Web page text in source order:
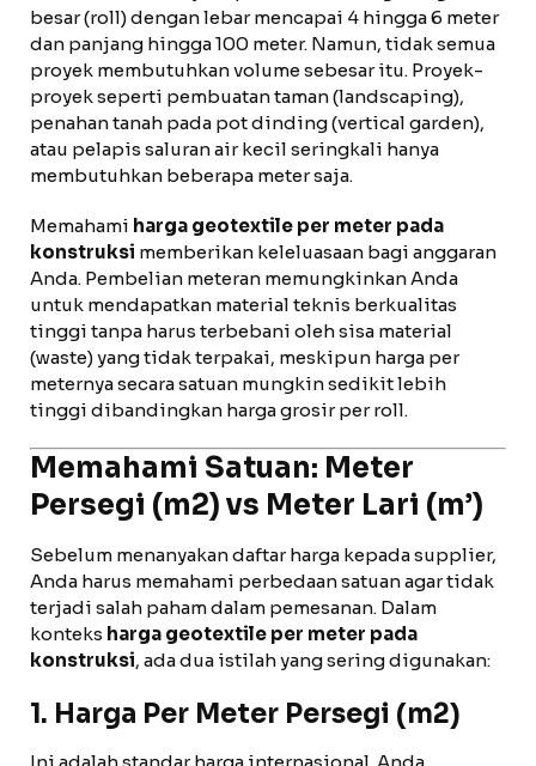
besar (roll) dengan lebar mencapai 4 hingga 6 meter
dan panjang hingga 100 meter. Namun, tidak semua
proyek membutuhkan volume sebesar itu. Proyek-
proyek seperti pembuatan taman (landscaping),
penahan tanah pada pot dinding (vertical garden),
atau pelapis saluran air kecil seringkali hanya
membutuhkan beberapa meter saja.
Memahami harga geotextile per meter pada
konstruksi memberikan keleluasaan bagi anggaran
Anda. Pembelian meteran memungkinkan Anda
untuk mendapatkan material teknis berkualitas
tinggi tanpa harus terbebani oleh sisa material
(waste) yang tidak terpakai, meskipun harga per
meternya secara satuan mungkin sedikit lebih
tinggi dibandingkan harga grosir per roll.
Memahami Satuan: Meter
Persegi (m2) vs Meter Lari (m’)
Sebelum menanyakan daftar harga kepada supplier,
Anda harus memahami perbedaan satuan agar tidak
terjadi salah paham dalam pemesanan. Dalam
konteks harga geotextile per meter pada
konstruksi, ada dua istilah yang sering digunakan:
1. Harga Per Meter Persegi (m2)